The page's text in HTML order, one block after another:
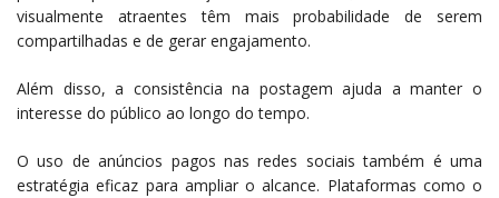
visualmente atraentes têm mais probabilidade de serem
compartilhadas e de gerar engajamento.
Além disso, a consistência na postagem ajuda a manter o
interesse do público ao longo do tempo.
O uso de anúncios pagos nas redes sociais também é uma
estratégia eficaz para ampliar o alcance. Plataformas como o